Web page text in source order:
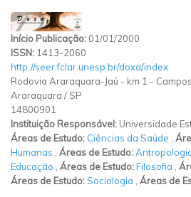
Início Publicação: 01/01/2000
ISSN: 1413-2060
http://seer.fclar.unesp.br/doxa/index
Rodovia Araraquara-Jaú - km 1 -
Araraquara / SP
14800901
Instituição Responsável: Universidade
Áreas de Estudo: Ciências da Saúde
Humanas
Áreas de Estudo:
Educação
Áreas de Estudo:Filosofia
Áreas de Estudo:Sociologia Áreas de